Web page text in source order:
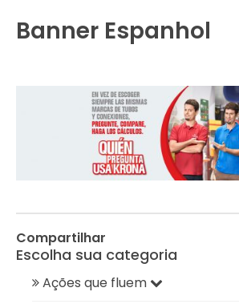
Banner Espanhol
Compartilhar
Escolha sua categoria
Ações que fluem